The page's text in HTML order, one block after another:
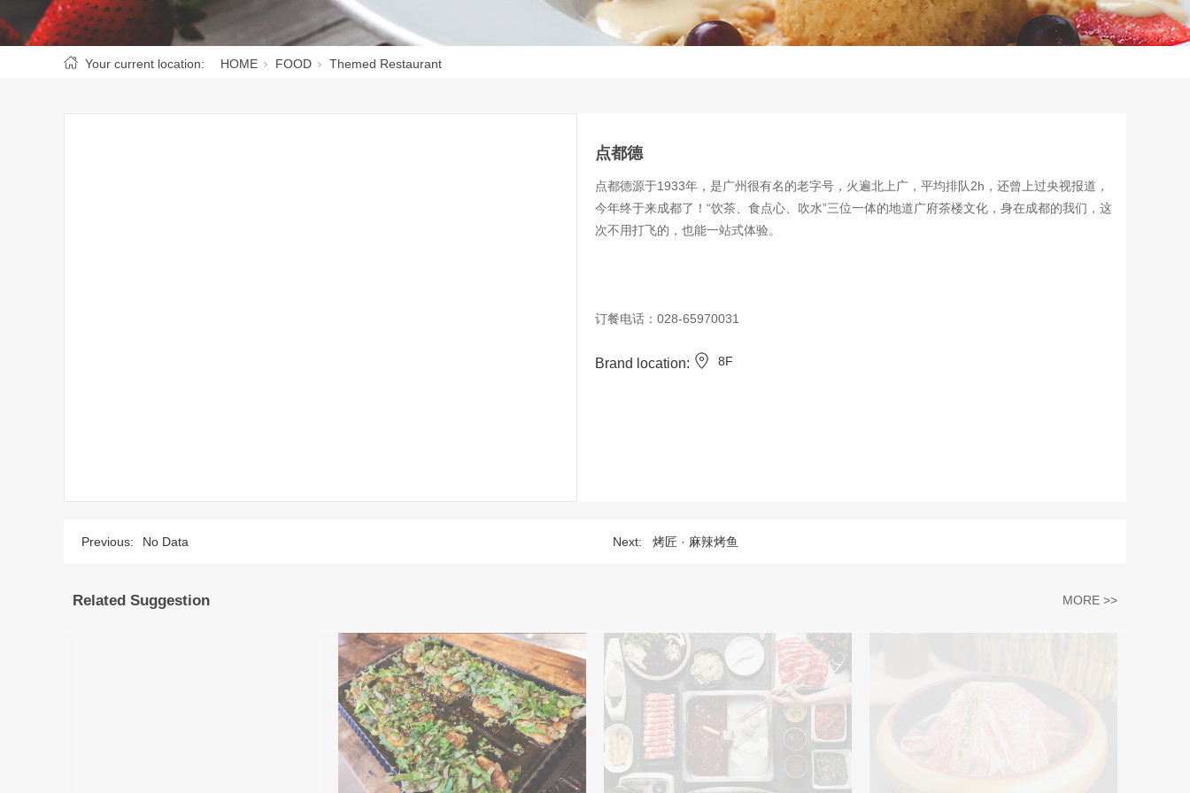
Your current location: HOME FOOD Themed Restaurant
点都德
点都德源于1933年，是广州很有名的老字号，火遍北上广，平均排队2h，还曾上过央视报道，
今年终于来成都了！“饮茶、食点心、吹水”三位一体的地道广府茶楼文化，身在成都的我们，这
次不用打飞的，也能一站式体验。
订餐电话：028-65970031
Brand location: 8F
Previous: No Data Next: 烤匠 · 麻辣烤鱼
Related Suggestion MORE >>